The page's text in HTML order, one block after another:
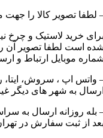
لطفا تصویر کالا را جهت
خرید لاستیک و چرخ
است لطفا تصویر آن
موبایل ارتباط و
واتس اپ ، سروش، ایتا، روبیکا
به شهر های دیگر
بله روزانه ارسال به
از ثبت سفارش در